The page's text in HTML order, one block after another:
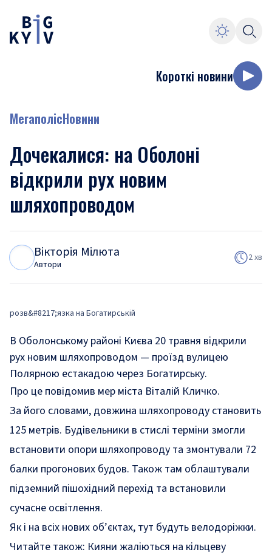
Короткі новини
МегаполісНовини
Дочекалися: на Оболоні
відкрили рух новим
шляхопроводом
Вікторія Мілюта
Автори
2 хв
розв&#8217;язка на Богатирській
В Оболонському районі Києва 20 травня відкрили
рух новим шляхопроводом — проїзд вулицею
Полярною естакадою через Богатирську.
Про це повідомив мер міста Віталій Кличко.
За його словами, довжина шляхопроводу становить
125 метрів. Будівельники в стислі терміни змогли
встановити опори шляхопроводу та змонтували 72
балки прогонових будов. Також там облаштували
підземний пішохідний перехід та встановили
сучасне освітлення.
Як і на всіх нових об’єктах, тут будуть велодоріжки.
Читайте також: Кияни жаліються на кільцеву